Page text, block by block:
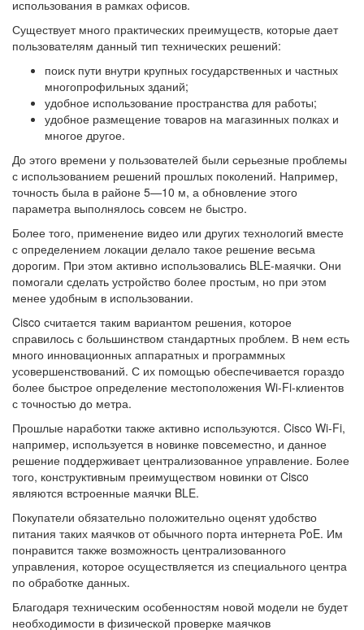
использования в рамках офисов.
Существует много практических преимуществ, которые дает
пользователям данный тип технических решений:
поиск пути внутри крупных государственных и частных
многопрофильных зданий;
удобное использование пространства для работы;
удобное размещение товаров на магазинных полках и
многое другое.
До этого времени у пользователей были серьезные проблемы
с использованием решений прошлых поколений. Например,
точность была в районе 5—10 м, а обновление этого
параметра выполнялось совсем не быстро.
Более того, применение видео или других технологий вместе
с определением локации делало такое решение весьма
дорогим. При этом активно использовались BLE-маячки. Они
помогали сделать устройство более простым, но при этом
менее удобным в использовании.
Cisco считается таким вариантом решения, которое
справилось с большинством стандартных проблем. В нем есть
много инновационных аппаратных и программных
усовершенствований. С их помощью обеспечивается гораздо
более быстрое определение местоположения Wi-Fi-клиентов
с точностью до метра.
Прошлые наработки также активно используются. Cisco Wi-Fi,
например, используется в новинке повсеместно, и данное
решение поддерживает централизованное управление. Более
того, конструктивным преимуществом новинки от Cisco
являются встроенные маячки BLE.
Покупатели обязательно положительно оценят удобство
питания таких маячков от обычного порта интернета PoE. Им
понравится также возможность централизованного
управления, которое осуществляется из специального центра
по обработке данных.
Благодаря техническим особенностям новой модели не будет
необходимости в физической проверке маячков